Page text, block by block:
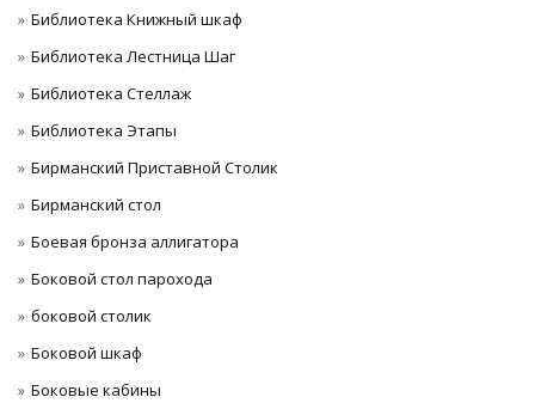
Библиотека Книжный шкаф
Библиотека Лестница Шаг
Библиотека Стеллаж
Библиотека Этапы
Бирманский Приставной Столик
Бирманский стол
Боевая бронза аллигатора
Боковой стол парохода
боковой столик
Боковой шкаф
Боковые кабины